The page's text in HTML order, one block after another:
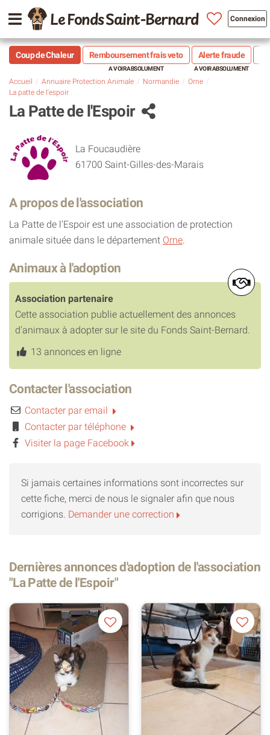
Le Fonds Saint-Bernard Connexion
Coup de Chaleur Remboursement frais veto Alerte fraude
Accueil Annuaire Protection Animale Normandie
Orne
La patte de l'espoir
La Patte de l'Espoir
La Foucaudière
61700 Saint-Gilles-des-Marais
A propos de l'association
La Patte de l'Espoir est une association de protection
animale située dans le département Orne.
Animaux à l'adoption
Association partenaire
Cette association publie actuellement des annonces
d'animaux à adopter sur le site du Fonds Saint-Bernard.
13 annonces en ligne
Contacter l'association
Contacter par email
Contacter par téléphone
Visiter la page Facebook
Si jamais certaines informations sont incorrectes sur
cette fiche, merci de nous le signaler afin que nous
corrigions. Demander une correction
Dernières annonces d'adoption de l'association
"La Patte de l'Espoir"